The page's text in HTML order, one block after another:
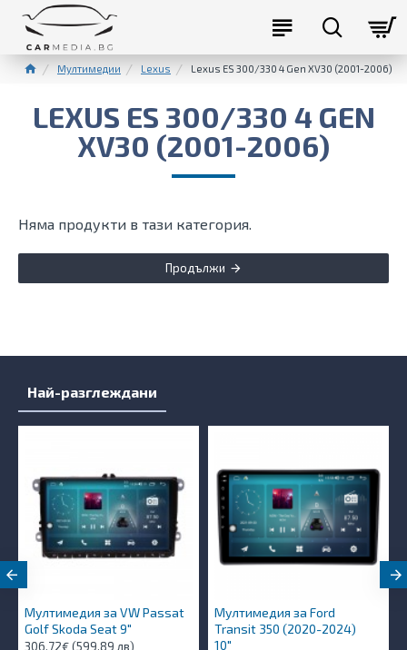
Мултимедии Lexus Lexus ES 300/330 4 Gen XV30 (2001-2006)
LEXUS ES 300/330 4 GEN
XV30 (2001-2006)
Няма продукти в тази категория.
Продължи
Най-разглеждани
Мултимедия за VW Passat
Golf Skoda Seat 9"
306.72€ (599.89 лв)
Мултимедия за Ford
Transit 350 (2020-2024)
10″